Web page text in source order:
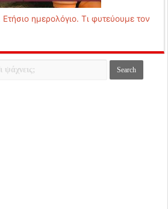
ημερολόγιο. Τι φυτεύουμε τον